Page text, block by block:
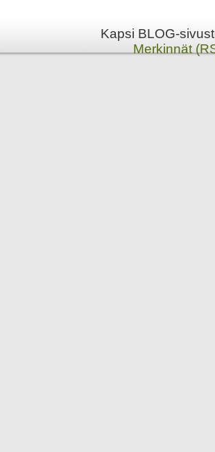
Kapsi BLOG-
Merkinnät